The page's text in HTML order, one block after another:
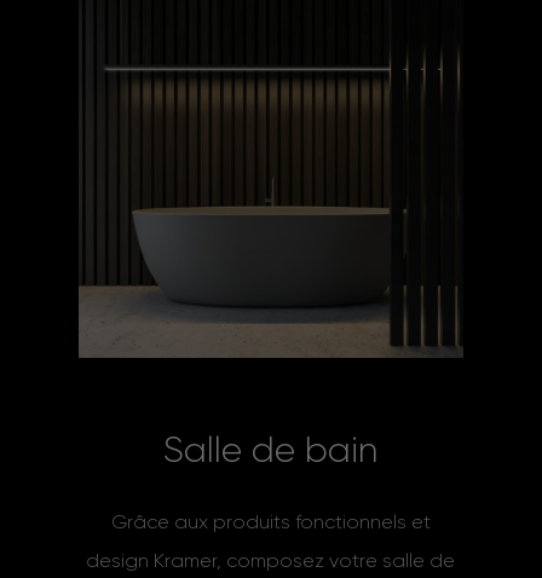
Salle de bain
Grâce aux produits fonctionnels et
design Kramer, composez votre salle de